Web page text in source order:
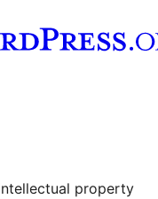
account
property